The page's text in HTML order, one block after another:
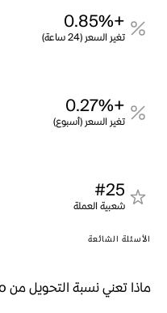
+0.85%
تغير السعر (24 ساعة)
+0.27%
تغير السعر (أسبوع)
#25
شعبية العملة
الأسئلة الشائعة
ماذا تعني نسبة التحويل من Jito إلى Litecoin؟